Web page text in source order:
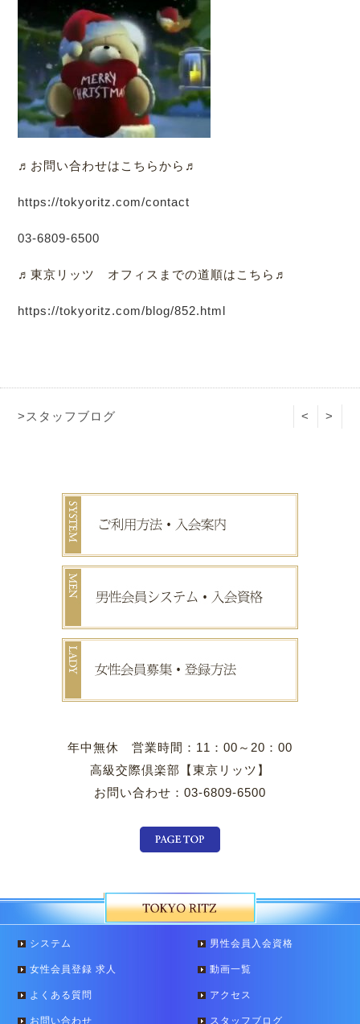
♬お問い合わせはこちらから♬
https://tokyoritz.com/contact
03-6809-6500
♬東京リッツ オフィスまでの道順はこちら♬
https://tokyoritz.com/blog/852.html
>スタッフブログ < >
年中無休 営業時間：11：00～20：00
高級交際倶楽部【東京リッツ】
お問い合わせ：03-6809-6500
システム 男性会員入会資格
女性会員登録 求人 動画一覧
よくある質問 アクセス
お問い合わせ スタッフブログ